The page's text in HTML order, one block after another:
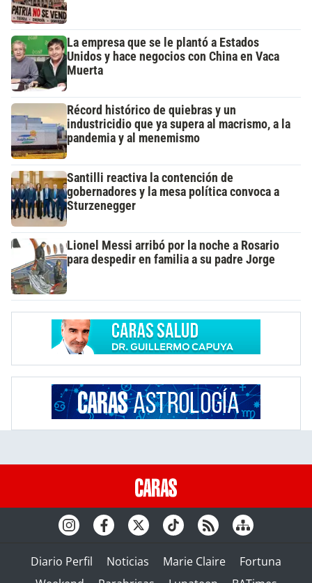
La empresa que se le plantó a Estados
Unidos y hace negocios con China en Vaca
Muerta
Récord histórico de quiebras y un
industricidio que ya supera al macrismo, a la
pandemia y al menemismo
Santilli reactiva la contención de
gobernadores y la mesa política convoca a
Sturzenegger
Lionel Messi arribó por la noche a Rosario
para despedir en familia a su padre Jorge
Diario Perfil Noticias Marie Claire
Fortuna